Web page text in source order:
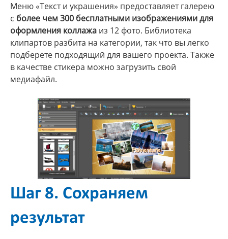
Меню «Текст и украшения» предоставляет галерею
с более чем 300 бесплатными изображениями для
оформления коллажа из 12 фото. Библиотека
клипартов разбита на категории, так что вы легко
подберете подходящий для вашего проекта. Также
в качестве стикера можно загрузить свой
медиафайл.
Шаг 8. Сохраняем
результат